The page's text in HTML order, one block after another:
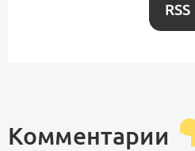
RSS
Комментарии